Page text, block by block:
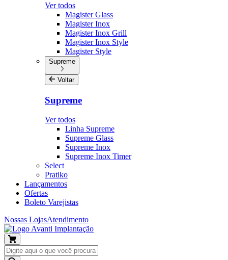
Ver todos
Magister Glass
Magister Inox
Magister Inox Grill
Magister Inox Style
Magister Style
Supreme
Voltar
Supreme
Ver todos
Linha Supreme
Supreme Glass
Supreme Inox
Supreme Inox Timer
Select
Pratiko
Lançamentos
Ofertas
Boleto Varejistas
Nossas LojasAtendimento